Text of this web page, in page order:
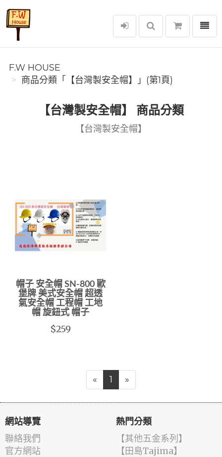
F.W House
選單
F.W HOUSE
商品分類「【台灣製安全帽】」(第1頁)
【台灣製安全帽】 商品分類
【台灣製安全帽】
帽子 安全帽 SN-800 歐
堡牌 美式安全帽 超透
氣安全帽 工程帽 工地
帽 旋鈕式 帽子
$259
« 1 »
網站導覽
聯絡我們
官方網站
熱門分類
【其他五金系列】
【田島Tajima】